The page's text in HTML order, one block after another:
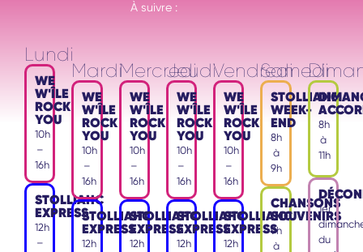
À suivre :
Lundi
WE
W'ÎLE
ROCK
YOU
10h
–
16h
STOLLIAHC
EXPRESS
12h
–
Mardi
WE
W'ÎLE
ROCK
YOU
10h
–
16h
STOLLIAHC
EXPRESS
12h
Mercredi
WE
W'ÎLE
ROCK
YOU
10h
–
16h
STOLLIAHC
EXPRESS
12h
Jeudi
WE
W'ÎLE
ROCK
YOU
10h
–
16h
STOLLIAHC
EXPRESS
12h
Vendredi
WE
W'ÎLE
ROCK
YOU
10h
–
16h
STOLLIAHC
EXPRESS
12h
Samedi
STOLLIAHC
WEEK-
END
8h
à
9h
CHANSONS
SOUVENIRS
9h
à
8h
à
11h
1er
du